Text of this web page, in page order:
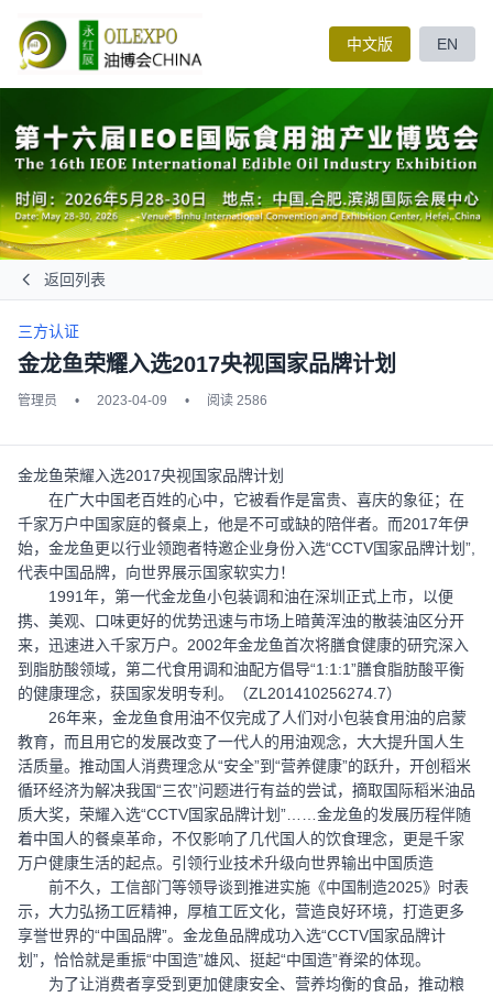
中文版 EN
返回列表
三方认证
金龙鱼荣耀入选2017央视国家品牌计划
管理员 • 2023-04-09 • 阅读 2586
金龙鱼荣耀入选2017央视国家品牌计划
在广大中国老百姓的心中，它被看作是富贵、喜庆的象征；在
千家万户中国家庭的餐桌上，他是不可或缺的陪伴者。而2017年伊
始，金龙鱼更以行业领跑者特邀企业身份入选“CCTV国家品牌计划”,
代表中国品牌，向世界展示国家软实力！
1991年，第一代金龙鱼小包装调和油在深圳正式上市，以便
携、美观、口味更好的优势迅速与市场上暗黄浑浊的散装油区分开
来，迅速进入千家万户。2002年金龙鱼首次将膳食健康的研究深入
到脂肪酸领域，第二代食用调和油配方倡导“1:1:1”膳食脂肪酸平衡
的健康理念，获国家发明专利。（ZL201410256274.7）
26年来，金龙鱼食用油不仅完成了人们对小包装食用油的启蒙
教育，而且用它的发展改变了一代人的用油观念，大大提升国人生
活质量。推动国人消费理念从“安全”到“营养健康”的跃升，开创稻米
循环经济为解决我国“三农”问题进行有益的尝试，摘取国际稻米油品
质大奖，荣耀入选“CCTV国家品牌计划”……金龙鱼的发展历程伴随
着中国人的餐桌革命，不仅影响了几代国人的饮食理念，更是千家
万户健康生活的起点。引领行业技术升级向世界输出中国质造
前不久，工信部门等领导谈到推进实施《中国制造2025》时表
示，大力弘扬工匠精神，厚植工匠文化，营造良好环境，打造更多
享誉世界的“中国品牌”。金龙鱼品牌成功入选“CCTV国家品牌计
划”，恰恰就是重振“中国造”雄风、挺起“中国造”脊梁的体现。
为了让消费者享受到更加健康安全、营养均衡的食品，推动粮